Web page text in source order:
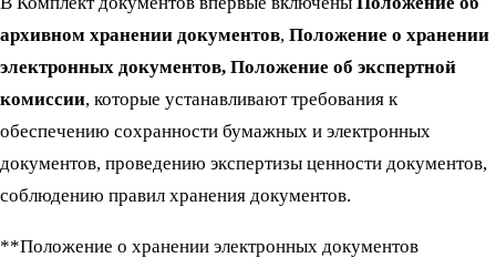
архивном хранении документов, Положение о хранении
электронных документов, Положение об экспертной
комиссии, которые устанавливают требования к
обеспечению сохранности бумажных и электронных
документов, проведению экспертизы ценности документов,
соблюдению правил хранения документов.
**Положение о хранении электронных документов